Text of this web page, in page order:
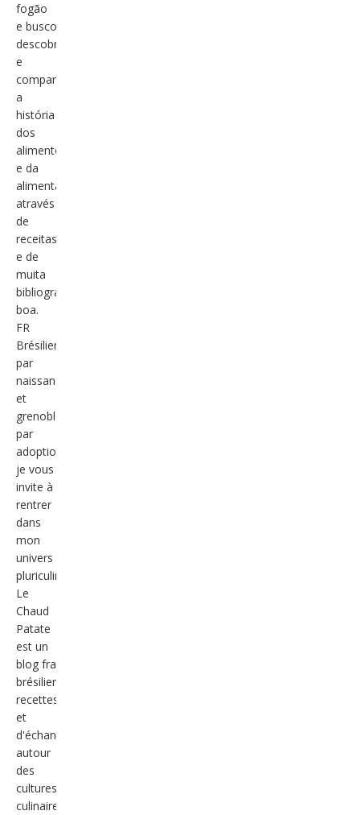
fogão
e busco
descobrir
e
compartilhar
a
história
dos
alimentos
e da
alimentação
através
de
receitas
e de
muita
bibliografia
boa.
FR
Brésilienne
par
naissance
et
grenobloise
par
adoption,
je vous
invite à
rentrer
dans
mon
univers
pluriculinaire.
Le
Chaud
Patate
est un
blog franco-
brésilien de
recettes
et
d'échanges
autour
des
cultures
culinaires, de